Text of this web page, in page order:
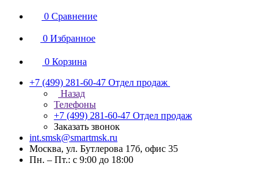
0 Сравнение
0 Избранное
0 Корзина
+7 (499) 281-60-47 Отдел продаж
Назад
Телефоны
+7 (499) 281-60-47 Отдел продаж
Заказать звонок
int.smsk@smartmsk.ru
Москва, ул. Бутлерова 17б, офис 35
Пн. – Пт.: с 9:00 до 18:00